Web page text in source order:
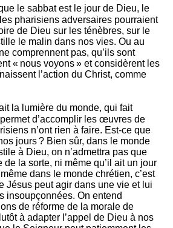
le sabbat est le jour de Dieu, le
pharisiens adversaires pourraient
de Dieu sur les ténèbres, sur le
le malin dans nos vies. Ou au
comprennent pas, qu’ils sont
« nous voyons » et considèrent les
l’action du Christ, comme
la lumière du monde, qui fait
d’accomplir les œuvres de
n’ont rien à faire. Est-ce que
jours ? Bien sûr, dans le monde
à Dieu, on n’admettra pas que
la sorte, ni même qu’il ait un jour
dans le monde chrétien, c’est
Jésus peut agir dans une vie et lui
insoupçonnées. On entend
de réforme de la morale de
à adapter l’appel de Dieu à nos